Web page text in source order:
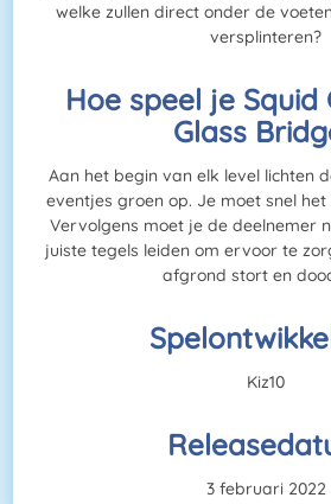
welke zullen direct onder de
versplinteren?
Hoe speel je Squid
Glass
Aan het begin van elk level lichten
eventjes groen op. Je moet snel
Vervolgens moet je de deelnemer
juiste tegels leiden om ervoor te
afgrond stort en
Kiz10
3 februari 2022